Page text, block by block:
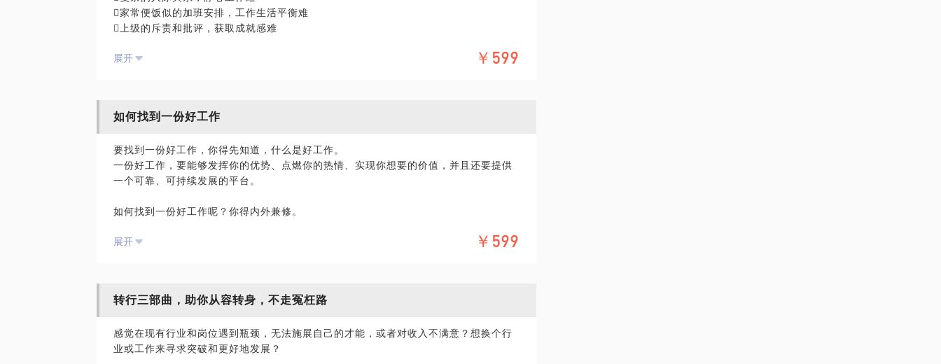
家常便饭似的加班安排，工作生活平衡难
上级的斥责和批评，获取成就感难
......
生涯规划咨询技术，帮助到更多痛苦的职场人，发现真正美好的自己，不断挖掘自己的
在此过程中，你还可以收获：
厘清杂乱的现状，认清问题本质，找到突破点和解决方案；
制定个人长短期目标并结合，深层次挖掘人生地图，提升幸福感。
我拥有国际职业教练认证、职业生涯规划师和人力资源管理师资质，一直学习并研究人
充足。现在我全职从事生涯教练的工作，为需要帮助的伙伴们厘清困惑、支持赋能，我
对学员的小建议：
任何改变都需要你真正的意愿和行动；
展开 ￥599
如何找到一份好工作
要找到一份好工作，你得先知道，什么是好工作。
一份好工作，要能够发挥你的优势、点燃你的热情、实现你想要的价值，并且还要提供
一个可靠、可持续发展的平台。
如何找到一份好工作呢？你得内外兼修。
对内，你得看清自己内心的渴望、发现自己的专属优势，有方法地打造自己的个人品
而这些，如果你不得其法，那么我刚好可以帮助你。我是一名专职的生涯规划师，也曾
艰难的求职转换期。
展开 ￥599
转行三部曲，助你从容转身，不走冤枉路
感觉在现有行业和岗位遇到瓶颈，无法施展自己的才能，或者对收入不满意？想换个行
业或工作来寻求突破和更好地发展？